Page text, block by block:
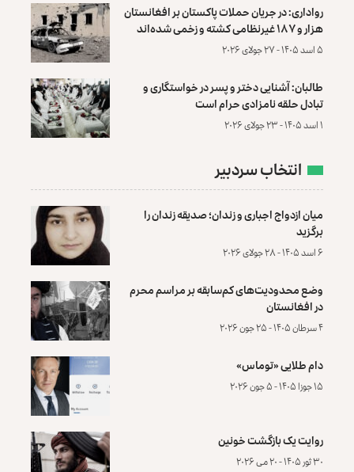
رواداری: در جریان حملات پاکستان بر افغانستان
هزار و ۱۸۷ غیرنظامی کشته و زخمی شده‌اند
۵ اسد ۱۴۰۵ - ۲۷ جولای ۲۰۲۶
طالبان: آشنایی دختر و پسر در خواستگاری و
تبادل حلقه نامزادی حرام است
۱ اسد ۱۴۰۵ - ۲۳ جولای ۲۰۲۶
انتخاب سردبیر
میان ازدواج اجباری و زندان؛ صدیقه زندان را
برگزید
۶ اسد ۱۴۰۵ - ۲۸ جولای ۲۰۲۶
وضع محدودیت‌های کم‌سابقه بر مراسم محرم
در افغانستان
۴ سرطان ۱۴۰۵ - ۲۵ جون ۲۰۲۶
دام طلایی «توماس»
۱۵ جوزا ۱۴۰۵ - ۵ جون ۲۰۲۶
روایت یک بازگشت خونین
۳۰ ثور ۱۴۰۵ - ۲۰ می ۲۰۲۶